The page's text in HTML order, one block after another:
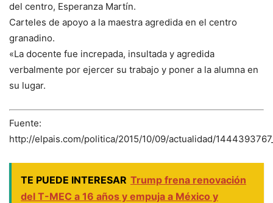
del centro, Esperanza Martín.
Carteles de apoyo a la maestra agredida en el centro
granadino.
«La docente fue increpada, insultada y agredida
verbalmente por ejercer su trabajo y poner a la alumna en
su lugar.
Fuente:
http://elpais.com/politica/2015/10/09/actualidad/
TE PUEDE INTERESAR Trump frena renovación
del T-MEC a 16 años y empuja a México y